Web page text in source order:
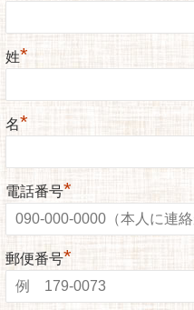
姓*
名*
電話番号*
郵便番号*